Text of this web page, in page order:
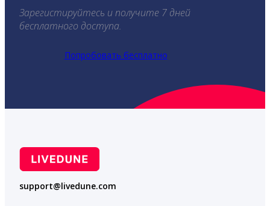
Зарегистируйтесь и получите 7 дней
бесплатного доступа.
Попробовать бесплатно
support@livedune.com